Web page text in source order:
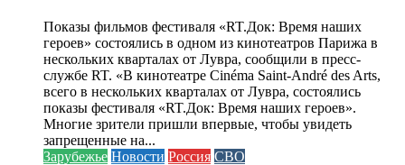
Показы фильмов фестиваля «RT.Док: Время наших
героев» состоялись в одном из кинотеатров Парижа в
нескольких кварталах от Лувра, сообщили в пресс-
службе RT. «В кинотеатре Cinéma Saint-André des Arts,
всего в нескольких кварталах от Лувра, состоялись
показы фестиваля «RT.Док: Время наших героев».
Многие зрители пришли впервые, чтобы увидеть
запрещенные на...
Зарубежье Новости Россия СВО